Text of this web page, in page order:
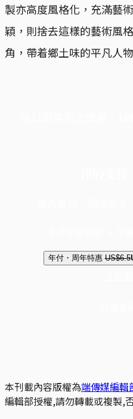
製亦高度風格化，充滿藝
穎，則捨去這樣的藝術風
角，帶着鄉土味的平凡人
年付・周年特惠 US$6.5
本刊載內容版權為端傳媒編輯
編輯部授權,請勿轉載或複製,